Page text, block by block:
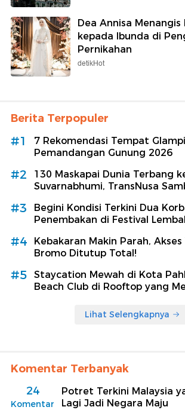
Dea Annisa Menangis
kepada Ibunda di
Pernikahan
detikHot
Berita Terpopuler
#1
7 Rekomendasi Tempat
Pemandangan Gunung 2026
#2
130 Maskapai Dunia Terbang
Suvarnabhumi, TransNusa
#3
Begini Kondisi Terkini Dua
Penembakan di Festival
#4
Kebakaran Makin Parah,
Bromo Ditutup Total!
#5
Staycation Mewah di Kota
Beach Club di Rooftop yang
Lihat Selengkapnya
Komentar Terbanyak
24
Komentar
Potret Terkini Malaysia
Lagi Jadi Negara Maju